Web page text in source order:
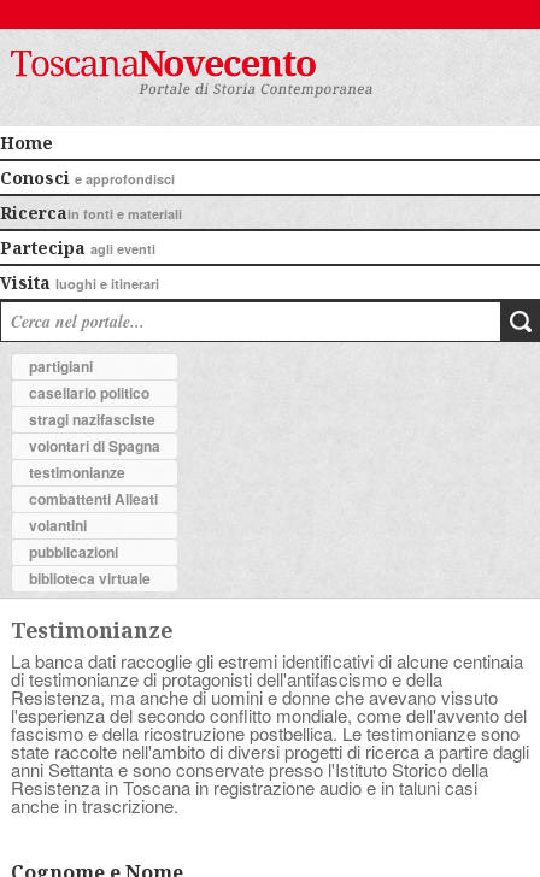
Home
Conosci e approfondisci
Ricercain fonti e materiali
Partecipa agli eventi
Visita luoghi e itinerari
partigiani
casellario politico
stragi nazifasciste
volontari di Spagna
testimonianze
combattenti Alleati
volantini
pubblicazioni
biblioteca virtuale
Testimonianze
La banca dati raccoglie gli estremi identificativi di alcune centinaia
di testimonianze di protagonisti dell'antifascismo e della
Resistenza, ma anche di uomini e donne che avevano vissuto
l'esperienza del secondo conflitto mondiale, come dell'avvento del
fascismo e della ricostruzione postbellica. Le testimonianze sono
state raccolte nell'ambito di diversi progetti di ricerca a partire dagli
anni Settanta e sono conservate presso l'Istituto Storico della
Resistenza in Toscana in registrazione audio e in taluni casi
anche in trascrizione.